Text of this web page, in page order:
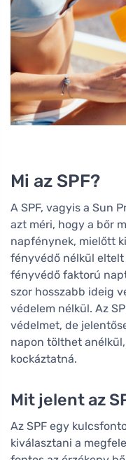
Mi az SPF?
A SPF, vagyis a Sun
azt méri, hogy a bőr
napfénynek, mielőtt
fényvédő nélkül
fényvédő faktorú
szor hosszabb ideig
védelem nélkül. Az
védelmet, de
napon tölthet
kockáztatná.
Mit jelent az
Az SPF egy
kiválasztani a